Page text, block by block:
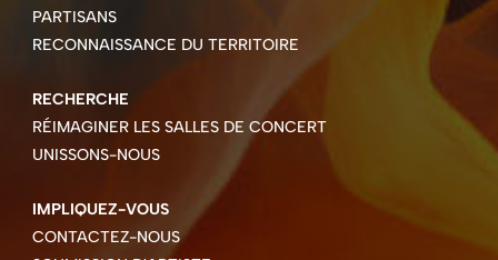
PARTISANS
RECONNAISSANCE DU TERRITOIRE
RECHERCHE
RÉIMAGINER LES SALLES DE CONCERT
UNISSONS-NOUS
IMPLIQUEZ-VOUS
CONTACTEZ-NOUS